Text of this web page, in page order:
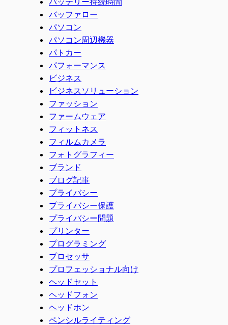
バッファロー
パソコン
パソコン周辺機器
パトカー
パフォーマンス
ビジネス
ビジネスソリューション
ファッション
ファームウェア
フィットネス
フィルムカメラ
フォトグラフィー
ブランド
ブログ記事
プライバシー
プライバシー保護
プライバシー問題
プリンター
プログラミング
プロセッサ
プロフェッショナル向け
ヘッドセット
ヘッドフォン
ヘッドホン
ペンシルライティング